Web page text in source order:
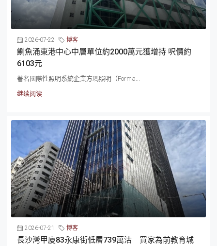
2026-07-22 博客
鰂魚涌東港中心中層單位約2000萬元獲增持 呎價約
6103元
著名國際性照明系統企業方瑪照明（Forma...
继续阅读
2026-07-21 博客
長沙灣甲廈83永康街低層739萬沽 買家為前教育城